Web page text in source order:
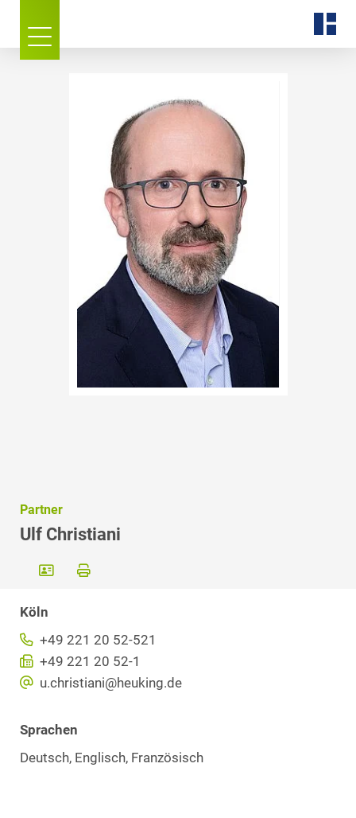
Partner
Ulf Christiani
Köln
+49 221 20 52-521
+49 221 20 52-1
u.christiani@heuking.de
Sprachen
Deutsch, Englisch, Französisch